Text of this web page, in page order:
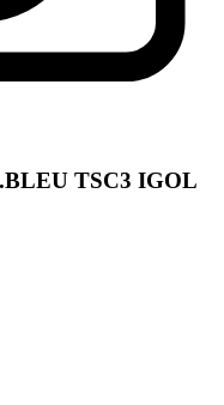
TSC3 IGOL